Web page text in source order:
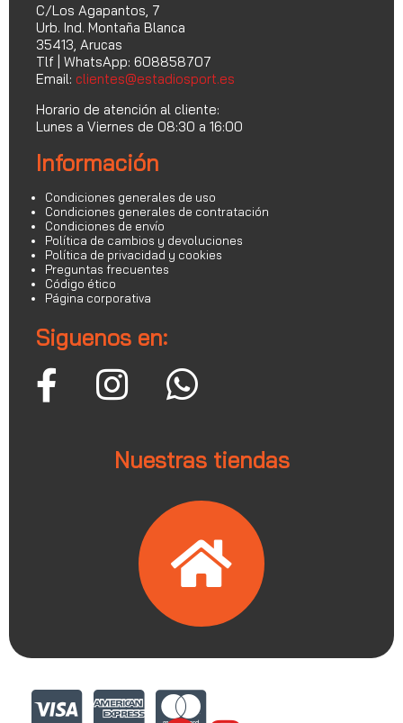
C/Los Agapantos, 7
Urb. Ind. Montaña Blanca
35413, Arucas
Tlf | WhatsApp: 608858707
Email: clientes@estadiosport.es
Horario de atención al cliente:
Lunes a Viernes de 08:30 a 16:00
Información
Condiciones generales de uso
Condiciones generales de contratación
Condiciones de envío
Política de cambios y devoluciones
Política de privacidad y cookies
Preguntas frecuentes
Código ético
Página corporativa
Siguenos en:
Nuestras tiendas